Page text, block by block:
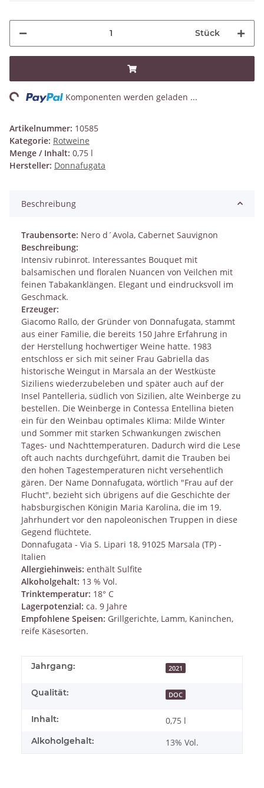
Stück
Komponenten werden geladen ...
Artikelnummer: 10585
Kategorie: Rotweine
Menge / Inhalt: 0,75 l
Hersteller: Donnafugata
Beschreibung
Traubensorte: Nero d´Avola, Cabernet Sauvignon
Beschreibung:
Intensiv rubinrot. Interessantes Bouquet mit
balsamischen und floralen Nuancen von Veilchen mit
feinen Tabakanklängen. Elegant und eindrucksvoll im
Geschmack.
Erzeuger:
Giacomo Rallo, der Gründer von Donnafugata, stammt
aus einer Familie, die bereits 150 Jahre Erfahrung in
der Herstellung hochwertiger Weine hatte. 1983
entschloss er sich mit seiner Frau Gabriella das
historische Weingut in Marsala an der Westküste
Siziliens wiederzubeleben und später auch auf der
Insel Pantelleria, südlich von Sizilien, alte Weinberge zu
bestellen. Die Weinberge in Contessa Entellina bieten
ein für den Weinbau optimales Klima: Milde Winter
und Sommer mit starken Schwankungen zwischen
Tages- und Nachttemperaturen. Dadurch wird die Lese
oft auch nachts durchgeführt, damit die Trauben bei
den hohen Tagestemperaturen nicht versehentlich
gären. Der Name Donnafugata, wörtlich "Frau auf der
Flucht", bezieht sich übrigens auf die Geschichte der
habsburgischen Königin Maria Karolina, die im 19.
Jahrhundert vor den napoleonischen Truppen in diese
Gegend flüchtete.
Donnafugata - Via S. Lipari 18, 91025 Marsala (TP) -
Italien
Allergiehinweis: enthält Sulfite
Alkoholgehalt: 13 % Vol.
Trinktemperatur: 18° C
Lagerpotenzial: ca. 9 Jahre
Empfohlene Speisen: Grillgerichte, Lamm, Kaninchen,
reife Käsesorten.
Jahrgang: 2021
Qualität: DOC
Inhalt: 0,75 l
Alkoholgehalt: 13% Vol.